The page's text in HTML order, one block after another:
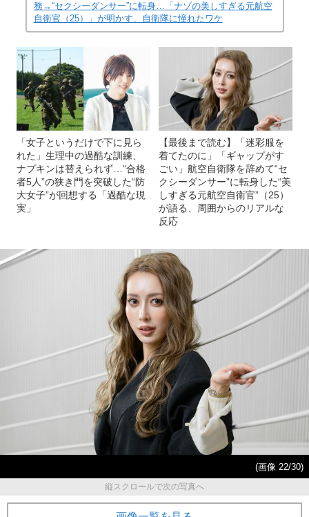
務→“セクシーダンサー”に転身…「ナゾの美しすぎる元航空
自衛官（25）」が明かす、自衛隊に憧れたワケ
「女子というだけで下に見ら
れた」生理中の過酷な訓練、
ナプキンは替えられず…“合格
者5人”の狭き門を突破した“防
大女子”が回想する「過酷な現
実」
【最後まで読む】「迷彩服を
着てたのに」「ギャップがす
ごい」航空自衛隊を辞めて“セ
クシーダンサー”に転身した“美
しすぎる元航空自衛官”（25）
が語る、周囲からのリアルな
反応
(画像 22/30)
縦スクロールで次の写真へ